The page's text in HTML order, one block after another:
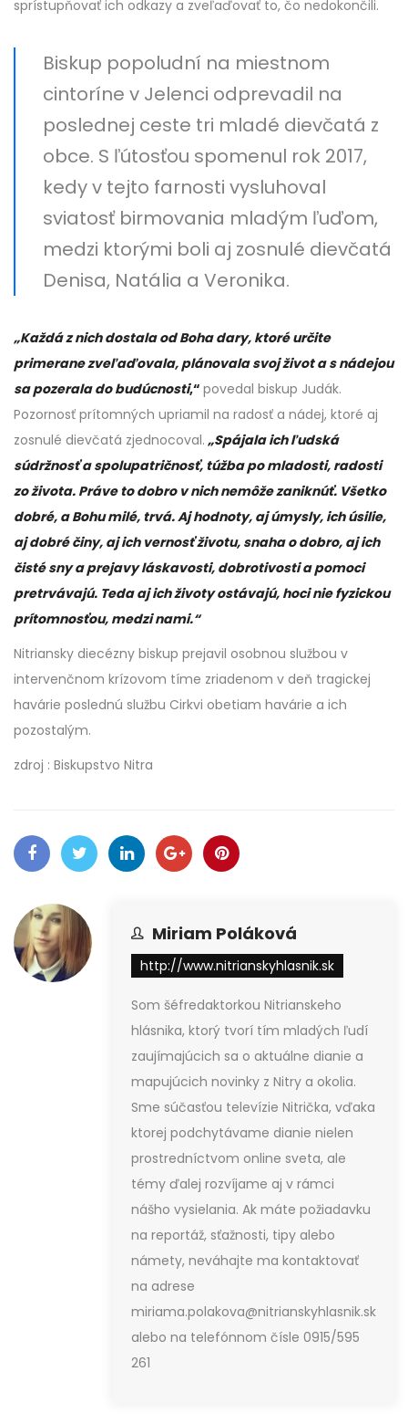
sprístupňovať ich odkazy a zveľaďovať to, čo nedokončili.
Biskup popoludní na miestnom
cintoríne v Jelenci odprevadil na
poslednej ceste tri mladé dievčatá z
obce. S ľútosťou spomenul rok 2017,
kedy v tejto farnosti vysluhoval
sviatosť birmovania mladým ľuďom,
medzi ktorými boli aj zosnulé dievčatá
Denisa, Natália a Veronika.
„Každá z nich dostala od Boha dary, ktoré určite
primerane zveľaďovala, plánovala svoj život a s nádejou
sa pozerala do budúcnosti,“ povedal biskup Judák.
Pozornosť prítomných upriamil na radosť a nádej, ktoré aj
zosnulé dievčatá zjednocoval. „Spájala ich ľudská
súdržnosť a spolupatričnosť, túžba po mladosti, radosti
zo života. Práve to dobro v nich nemôže zaniknúť. Všetko
dobré, a Bohu milé, trvá. Aj hodnoty, aj úmysly, ich úsilie,
aj dobré činy, aj ich vernosť životu, snaha o dobro, aj ich
čisté sny a prejavy láskavosti, dobrotivosti a pomoci
pretrvávajú. Teda aj ich životy ostávajú, hoci nie fyzickou
prítomnosťou, medzi nami.“
Nitriansky diecézny biskup prejavil osobnou službou v
intervenčnom krízovom tíme zriadenom v deň tragickej
havárie poslednú službu Cirkvi obetiam havárie a ich
pozostalým.
zdroj : Biskupstvo Nitra
Miriam Poláková
http://www.nitrianskyhlasnik.sk
Som šéfredaktorkou Nitrianskeho
hlásnika, ktorý tvorí tím mladých ľudí
zaujímajúcich sa o aktuálne dianie a
mapujúcich novinky z Nitry a okolia.
Sme súčasťou televízie Nitrička, vďaka
ktorej podchytávame dianie nielen
prostredníctvom online sveta, ale
témy ďalej rozvíjame aj v rámci
nášho vysielania. Ak máte požiadavku
na reportáž, sťažnosti, tipy alebo
námety, neváhajte ma kontaktovať
na adrese
miriama.polakova@nitrianskyhlasnik.sk
alebo na telefónnom čísle 0915/595
261